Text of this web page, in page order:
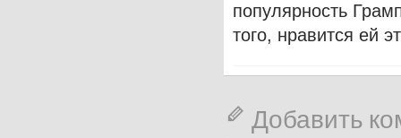
популярность
того, нравится ей
Добавить